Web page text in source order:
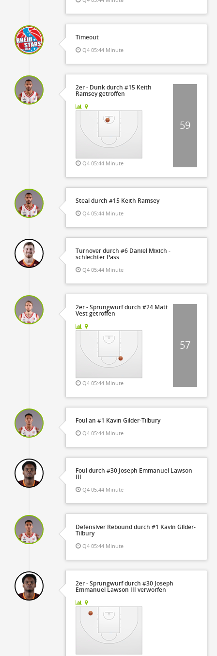
Timeout
Q4 05:44 Minute
2er - Dunk durch #15 Keith
Ramsey getroffen
Q4 05:44 Minute
59
Steal durch #15 Keith Ramsey
Q4 05:44 Minute
Turnover durch #6 Daniel Mixich -
schlechter Pass
Q4 05:44 Minute
2er - Sprungwurf durch #24 Matt
Vest getroffen
Q4 05:44 Minute
57
Foul an #1 Kavin Gilder-Tilbury
Q4 05:44 Minute
Foul durch #30 Joseph Emmanuel Lawson
III
Q4 05:44 Minute
Defensiver Rebound durch #1 Kavin Gilder-
Tilbury
Q4 05:44 Minute
2er - Sprungwurf durch #30 Joseph
Emmanuel Lawson III verworfen